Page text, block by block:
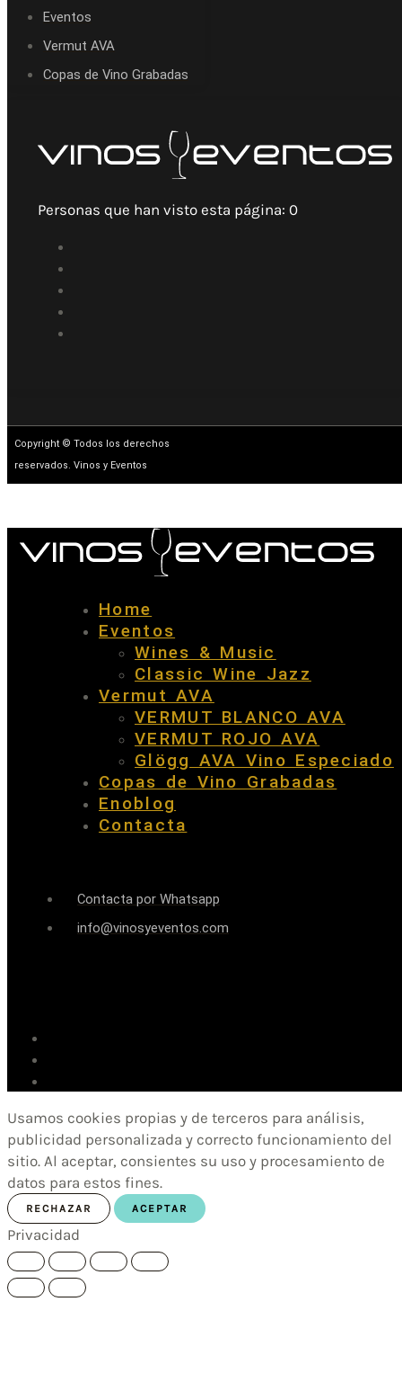
Eventos
Vermut AVA
Copas de Vino Grabadas
Personas que han visto esta página: 0
Copyright © Todos los derechos
reservados. Vinos y Eventos
Home
Eventos
Wines & Music
Classic Wine Jazz
Vermut AVA
VERMUT BLANCO AVA
VERMUT ROJO AVA
Glögg AVA Vino Especiado
Copas de Vino Grabadas
Enoblog
Contacta
Contacta por Whatsapp
info@vinosyeventos.com
Usamos cookies propias y de terceros para análisis,
publicidad personalizada y correcto funcionamiento del
sitio. Al aceptar, consientes su uso y procesamiento de
datos para estos fines.
RECHAZAR ACEPTAR
Privacidad